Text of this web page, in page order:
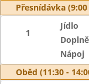
Přesnídávka (9:00
1
Jídlo
Nápoj
Oběd (11:30 -